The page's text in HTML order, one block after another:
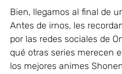
Bien, llegamos al final de
Antes de irnos, les
por las redes sociales de
qué otras series merecen
los mejores animes